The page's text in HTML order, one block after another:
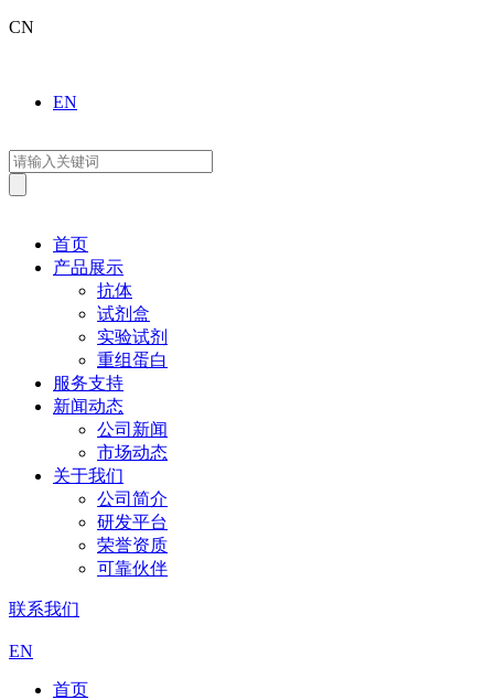
CN
EN
首页
产品展示
抗体
试剂盒
实验试剂
重组蛋白
服务支持
新闻动态
公司新闻
市场动态
关于我们
公司简介
研发平台
荣誉资质
可靠伙伴
联系我们
EN
首页